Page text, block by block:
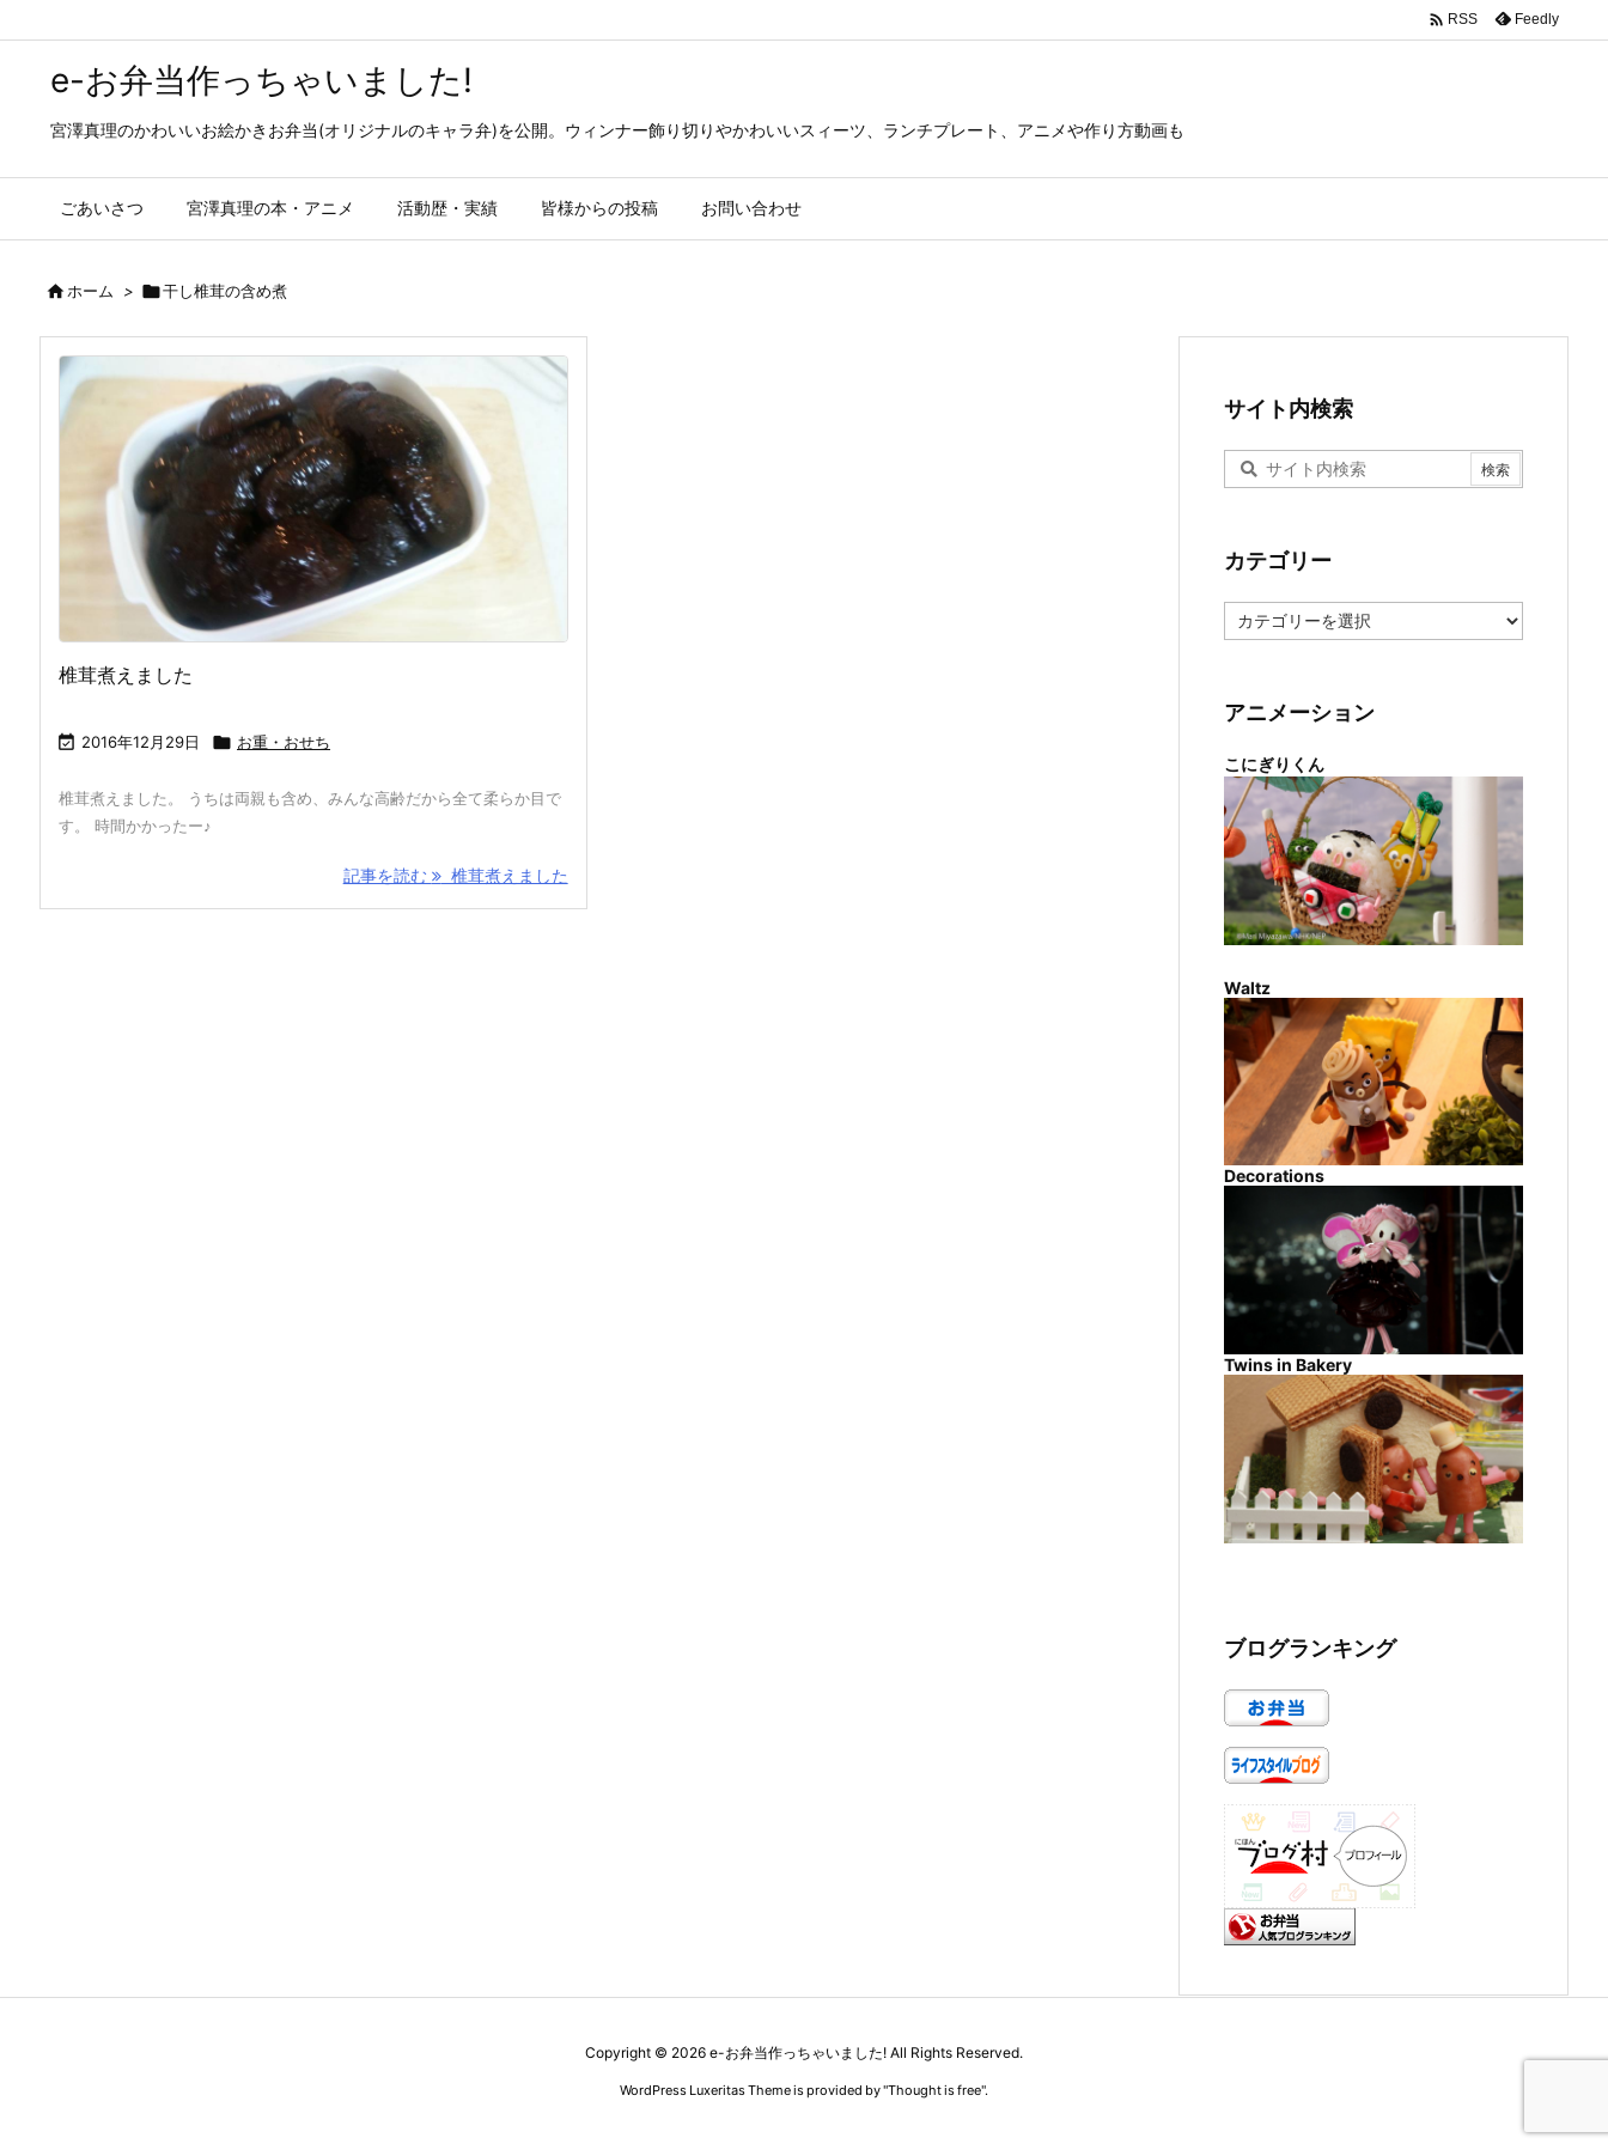
e-お弁当作っちゃいました!
宮澤真理のかわいいお絵かきお弁当(オリジナルのキャラ弁)を公開。ウィンナー飾り切りやかわいいスィーツ、ランチプレート、アニメや作り方動画も
ごあいさつ 宮澤真理の本・アニメ 活動歴・実績 皆様からの投稿 お問い合わせ
 RSS Feedly
ホーム > 干し椎茸の含め煮
椎茸煮えました
 2016年12月29日  お重・おせち
椎茸煮えました。 うちは両親も含め、みんな高齢だから全て柔らか目で
す。 時間かかったー♪
記事を読む 椎茸煮えました
サイト内検索
カテゴリー
テ
ー
アニメーション
こにぎりくん
Waltz
Decorations
Twins in Bakery
ブログランキング
Copyright © 2026 e-お弁当作っちゃいました! All Rights Reserved.
WordPress Luxeritas Theme is provided by "Thought is free".